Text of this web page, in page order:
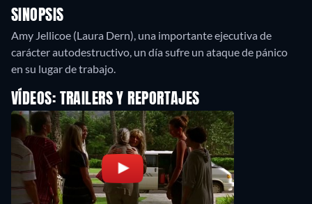
SINOPSIS
Amy Jellicoe (Laura Dern), una importante ejecutiva de
carácter autodestructivo, un día sufre un ataque de pánico
en su lugar de trabajo.
VÍDEOS: TRAILERS Y REPORTAJES